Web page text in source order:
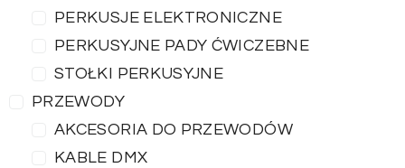
PERKUSJE ELEKTRONICZNE
PERKUSYJNE PADY ĆWICZEBNE
STOŁKI PERKUSYJNE
PRZEWODY
AKCESORIA DO PRZEWODÓW
KABLE DMX